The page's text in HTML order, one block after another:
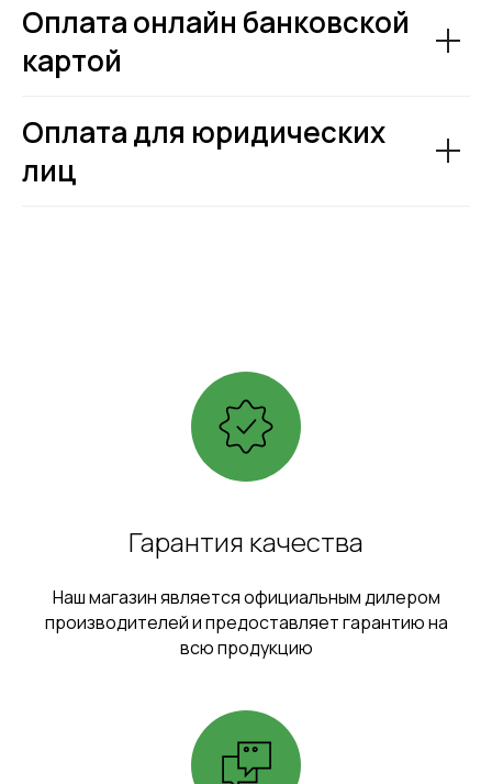
Оплата онлайн банковской
картой
Оплата для юридических
лиц
Гарантия качества
Наш магазин является официальным дилером
производителей и предоставляет гарантию на
всю продукцию